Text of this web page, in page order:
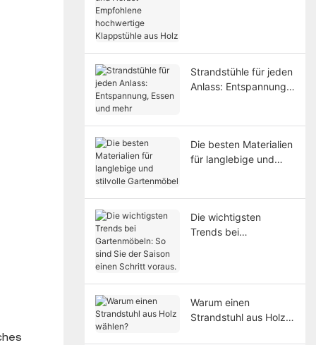
Strandstühle für jeden
Anlass: Entspannung,
Die besten Materialien
für langlebige und
Die wichtigsten
Trends bei
Warum einen
Strandstuhl aus Holz